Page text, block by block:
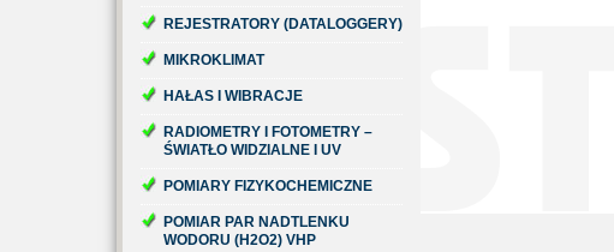
REJESTRATORY (DATALOGGERY)
MIKROKLIMAT
HAŁAS I WIBRACJE
RADIOMETRY I FOTOMETRY –
ŚWIATŁO WIDZIALNE I UV
POMIARY FIZYKOCHEMICZNE
POMIAR PAR NADTLENKU
WODORU (H2O2) VHP